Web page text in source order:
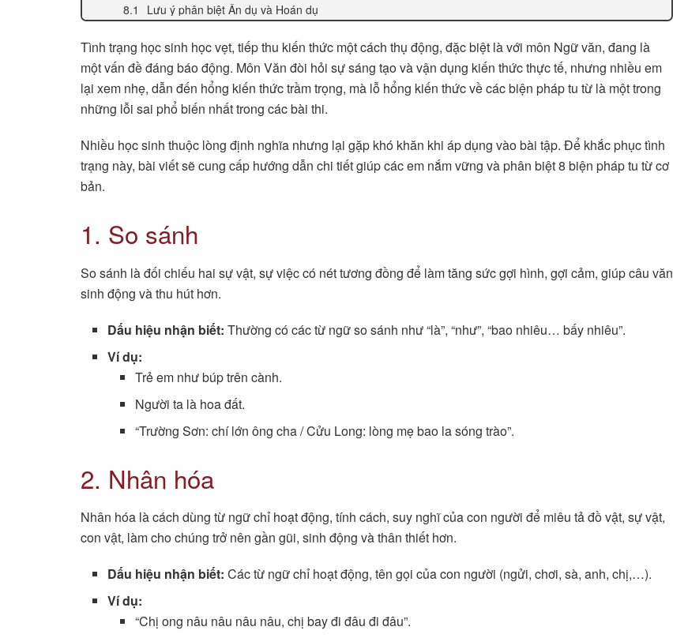
Lưu ý phân biệt Ẩn dụ và Hoán dụ
Tình trạng học sinh học vẹt, tiếp thu kiến thức một cách thụ động, đặc biệt là với môn Ngữ văn, đang là
một vấn đề đáng báo động. Môn Văn đòi hỏi sự sáng tạo và vận dụng kiến thức thực tế, nhưng nhiều em
lại xem nhẹ, dẫn đến hổng kiến thức trầm trọng, mà lỗ hổng kiến thức về các biện pháp tu từ là một trong
những lỗi sai phổ biến nhất trong các bài thi.
Nhiều học sinh thuộc lòng định nghĩa nhưng lại gặp khó khăn khi áp dụng vào bài tập. Để khắc phục tình
trạng này, bài viết sẽ cung cấp hướng dẫn chi tiết giúp các em nắm vững và phân biệt 8 biện pháp tu từ cơ
bản.
1. So sánh
So sánh là đối chiếu hai sự vật, sự việc có nét tương đồng để làm tăng sức gợi hình, gợi cảm, giúp câu văn
sinh động và thu hút hơn.
Dấu hiệu nhận biết: Thường có các từ ngữ so sánh như “là”, “như”, “bao nhiêu… bấy nhiêu”.
Ví dụ:
Trẻ em như búp trên cành.
Người ta là hoa đất.
“Trường Sơn: chí lớn ông cha / Cửu Long: lòng mẹ bao la sóng trào”.
2. Nhân hóa
Nhân hóa là cách dùng từ ngữ chỉ hoạt động, tính cách, suy nghĩ của con người để miêu tả đồ vật, sự vật,
con vật, làm cho chúng trở nên gần gũi, sinh động và thân thiết hơn.
Dấu hiệu nhận biết: Các từ ngữ chỉ hoạt động, tên gọi của con người (ngửi, chơi, sà, anh, chị,…).
Ví dụ:
“Chị ong nâu nâu nâu nâu, chị bay đi đâu đi đâu”.